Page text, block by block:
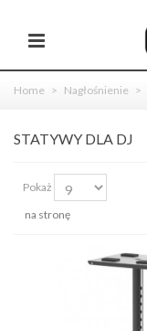
Home > Nagłośnienie >
STATYWY DLA DJ
Pokaż
na stronę